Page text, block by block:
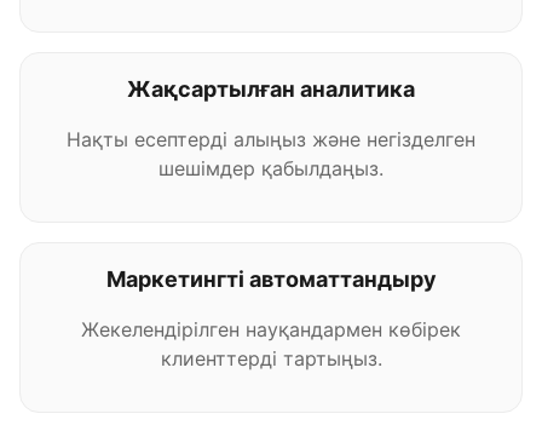
Жақсартылған аналитика
Нақты есептерді алыңыз және негізделген
шешімдер қабылдаңыз.
Маркетингті автоматтандыру
Жекелендірілген науқандармен көбірек
клиенттерді тартыңыз.